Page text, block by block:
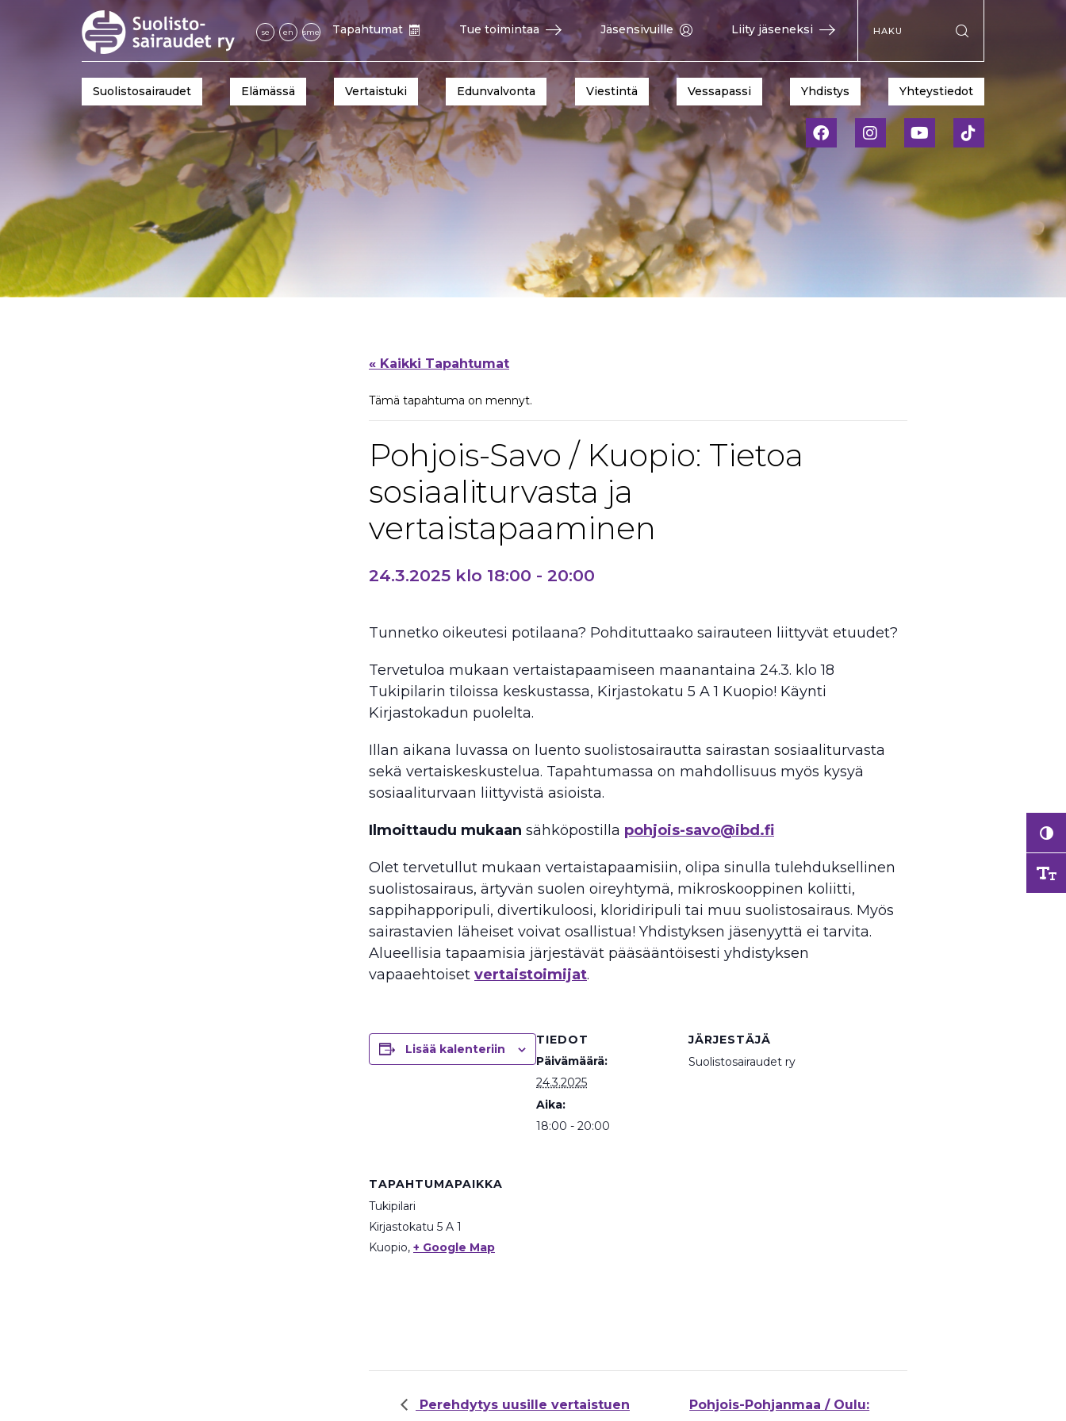
se en sme Tapahtumat Tue toimintaa Jäsensivuille Liity jäseneksi
Hae sivustolta
Suolistosairaudet Elämässä Vertaistuki Edunvalvonta Viestintä Vessapassi Yhdistys Yhteystiedot
« Kaikki Tapahtumat
Tämä tapahtuma on mennyt.
Pohjois-Savo / Kuopio: Tietoa
sosiaaliturvasta ja
vertaistapaaminen
24.3.2025 klo 18:00 - 20:00
Tunnetko oikeutesi potilaana? Pohdituttaako sairauteen liittyvät etuudet?
Tervetuloa mukaan vertaistapaamiseen maanantaina 24.3. klo 18
Tukipilarin tiloissa keskustassa, Kirjastokatu 5 A 1 Kuopio! Käynti
Kirjastokadun puolelta.
Illan aikana luvassa on luento suolistosairautta sairastan sosiaaliturvasta
sekä vertaiskeskustelua. Tapahtumassa on mahdollisuus myös kysyä
sosiaaliturvaan liittyvistä asioista.
Ilmoittaudu mukaan sähköpostilla pohjois-savo@ibd.fi
Olet tervetullut mukaan vertaistapaamisiin, olipa sinulla tulehduksellinen
suolistosairaus, ärtyvän suolen oireyhtymä, mikroskooppinen koliitti,
sappihapporipuli, divertikuloosi, kloridiripuli tai muu suolistosairaus. Myös
sairastavien läheiset voivat osallistua! Yhdistyksen jäsenyyttä ei tarvita.
Alueellisia tapaamisia järjestävät pääsääntöisesti yhdistyksen
vapaaehtoiset vertaistoimijat.
Lisää kalenteriin
TIEDOT
Päivämäärä:
24.3.2025
Aika:
18:00 - 20:00
JÄRJESTÄJÄ
Suolistosairaudet ry
TAPAHTUMAPAIKKA
Tukipilari
Kirjastokatu 5 A 1
Kuopio, + Google Map
Perehdytys uusille vertaistuen
Pohjois-Pohjanmaa / Oulu: